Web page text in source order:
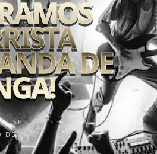
DE
,SP
DE 2025